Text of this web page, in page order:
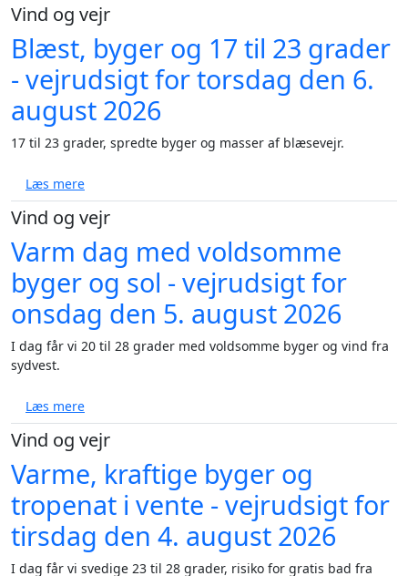
Vind og vejr
Blæst, byger og 17 til 23 grader
- vejrudsigt for torsdag den 6.
august 2026
17 til 23 grader, spredte byger og masser af blæsevejr.
Læs mereom Blæst, byger og 17 til 23 grader - vejrudsigt for
Vind og vejr
Varm dag med voldsomme
byger og sol - vejrudsigt for
onsdag den 5. august 2026
I dag får vi 20 til 28 grader med voldsomme byger og vind fra
sydvest.
Læs mereom Varm dag med voldsomme byger og sol -
Vind og vejr
Varme, kraftige byger og
tropenat i vente - vejrudsigt for
tirsdag den 4. august 2026
I dag får vi svedige 23 til 28 grader, risiko for gratis bad fra